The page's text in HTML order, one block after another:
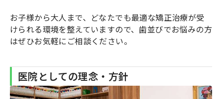
お子様から大人まで、どなたでも最適な矯正治療が受
けられる環境を整えていますので、歯並びでお悩みの方
はぜひお気軽にご相談ください。
医院としての理念・方針